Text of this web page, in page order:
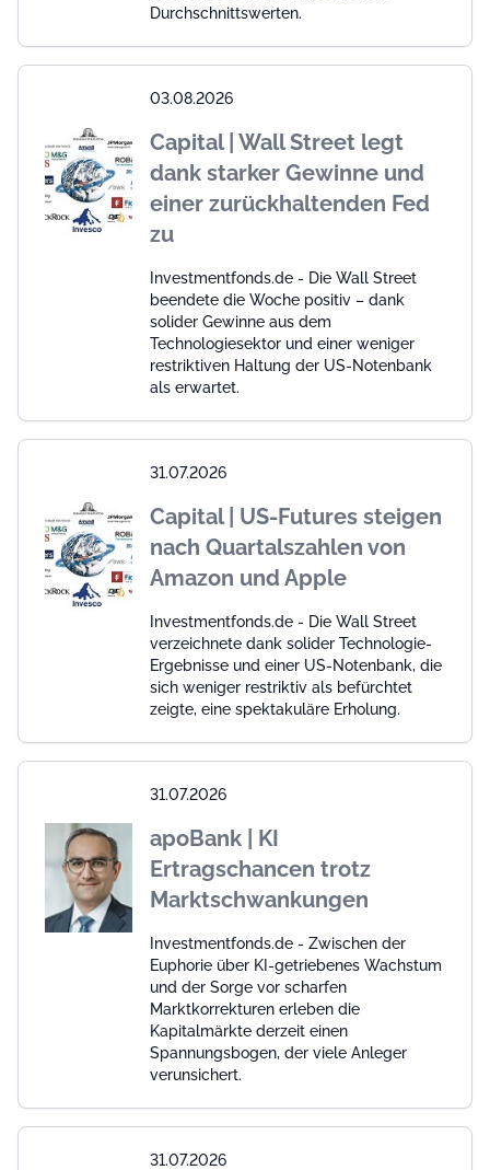
Durchschnittswerten.
03.08.2026
Capital | Wall Street legt
dank starker Gewinne und
einer zurückhaltenden Fed
zu
Investmentfonds.de - Die Wall Street
beendete die Woche positiv – dank
solider Gewinne aus dem
Technologiesektor und einer weniger
restriktiven Haltung der US-Notenbank
als erwartet.
31.07.2026
Capital | US-Futures steigen
nach Quartalszahlen von
Amazon und Apple
Investmentfonds.de - Die Wall Street
verzeichnete dank solider Technologie-
Ergebnisse und einer US-Notenbank, die
sich weniger restriktiv als befürchtet
zeigte, eine spektakuläre Erholung.
31.07.2026
apoBank | KI
Ertragschancen trotz
Marktschwankungen
Investmentfonds.de - Zwischen der
Euphorie über KI-getriebenes Wachstum
und der Sorge vor scharfen
Marktkorrekturen erleben die
Kapitalmärkte derzeit einen
Spannungsbogen, der viele Anleger
verunsichert.
31.07.2026